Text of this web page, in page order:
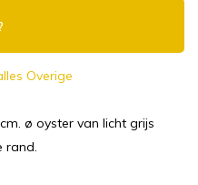
Overige
ø oyster van licht grijs
rand.